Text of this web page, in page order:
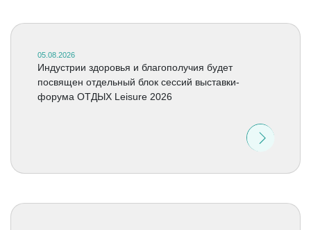
05.08.2026
Индустрии здоровья и благополучия будет
посвящен отдельный блок сессий выставки-
форума ОТДЫХ Leisure 2026